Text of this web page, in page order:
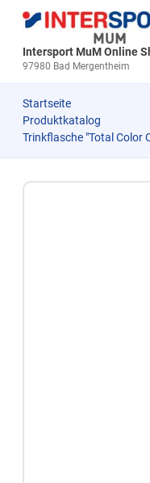
Intersport MuM Online
97980 Bad Mergentheim
Startseite
Produktkatalog
Trinkflasche "Total Color